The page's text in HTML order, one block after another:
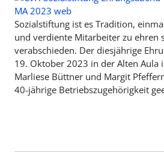
Sozialstiftung ist es Tradition,
und verdiente Mitarbeiter zu ehren
verabschieden. Der diesjährige
19. Oktober 2023 in der Alten Aula
Marliese Büttner und Margit
40-jährige Betriebszugehörigkeit